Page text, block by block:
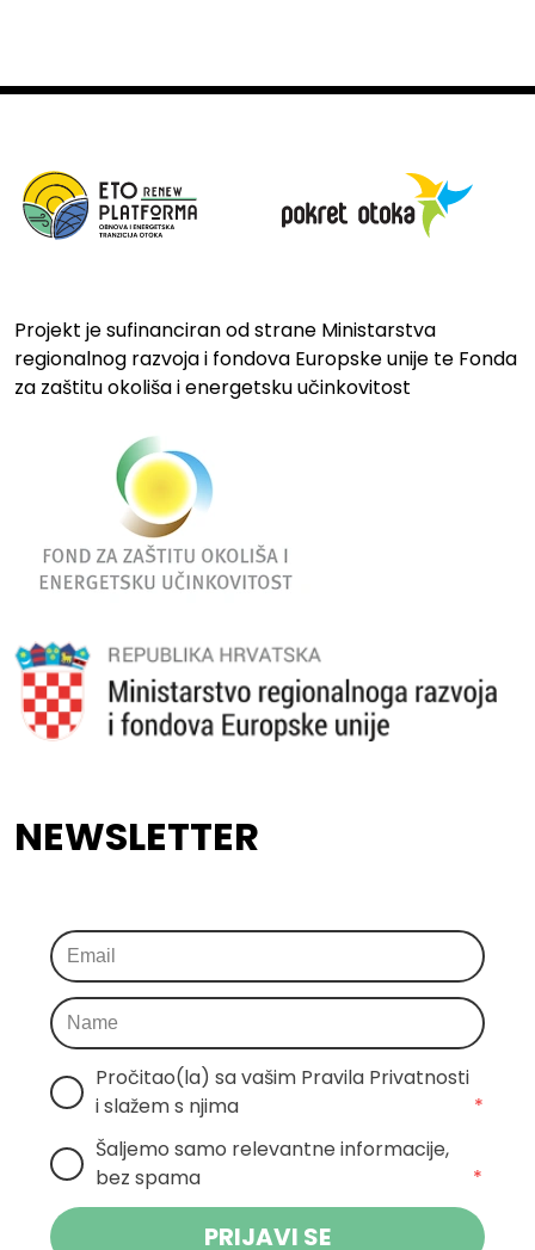
Projekt je sufinanciran od strane Ministarstva
regionalnog razvoja i fondova Europske unije te Fonda
za zaštitu okoliša i energetsku učinkovitost
NEWSLETTER
Pročitao(la) sa vašim Pravila Privatnosti
i slažem s njima
*
Šaljemo samo relevantne informacije,
bez spama
*
PRIJAVI SE